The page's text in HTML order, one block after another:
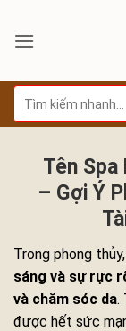
qua
dung
Tìm
kiếm:
Tên Spa
– Gợi Ý
Trong phong thủy,
sáng và sự rực
và chăm sóc da.
được hết sức